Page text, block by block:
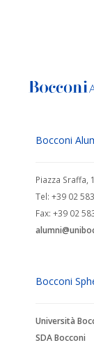
Bocconi
Piazza Sraffa,
Tel: +39 02
Fax: +39 02
Bocconi
Università
SDA Bocconi